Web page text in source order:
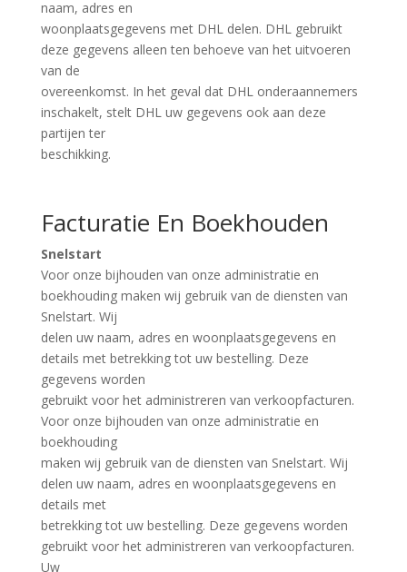
naam, adres en
woonplaatsgegevens met DHL delen. DHL gebruikt
deze gegevens alleen ten behoeve van het uitvoeren
van de
overeenkomst. In het geval dat DHL onderaannemers
inschakelt, stelt DHL uw gegevens ook aan deze
partijen ter
beschikking.
Facturatie En Boekhouden
Snelstart
Voor onze bijhouden van onze administratie en
boekhouding maken wij gebruik van de diensten van
Snelstart. Wij
delen uw naam, adres en woonplaatsgegevens en
details met betrekking tot uw bestelling. Deze
gegevens worden
gebruikt voor het administreren van verkoopfacturen.
Voor onze bijhouden van onze administratie en
boekhouding
maken wij gebruik van de diensten van Snelstart. Wij
delen uw naam, adres en woonplaatsgegevens en
details met
betrekking tot uw bestelling. Deze gegevens worden
gebruikt voor het administreren van verkoopfacturen.
Uw